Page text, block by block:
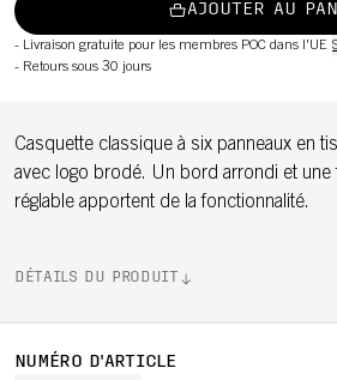
AJOUTER AU
- Livraison gratuite pour les membres POC dans l'UE
- Retours sous 30 jours
Casquette classique à six panneaux en
avec logo brodé. Un bord arrondi et une
réglable apportent de la fonctionnalité.
DÉTAILS DU PRODUIT
NUMÉRO D'ARTICLE